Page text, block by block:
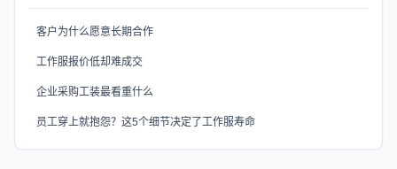
客户为什么愿意长期合作
工作服报价低却难成交
企业采购工装最看重什么
员工穿上就抱怨？这5个细节决定了工作服寿命